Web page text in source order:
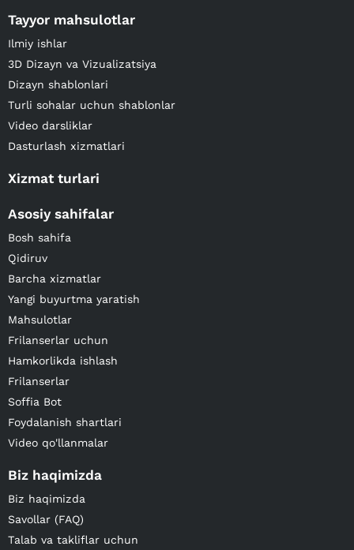
Tayyor mahsulotlar
Ilmiy ishlar
3D Dizayn va Vizualizatsiya
Dizayn shablonlari
Turli sohalar uchun shablonlar
Video darsliklar
Dasturlash xizmatlari
Xizmat turlari
Asosiy sahifalar
Bosh sahifa
Qidiruv
Barcha xizmatlar
Yangi buyurtma yaratish
Mahsulotlar
Frilanserlar uchun
Hamkorlikda ishlash
Frilanserlar
Soffia Bot
Foydalanish shartlari
Video qo'llanmalar
Biz haqimizda
Biz haqimizda
Savollar (FAQ)
Talab va takliflar uchun